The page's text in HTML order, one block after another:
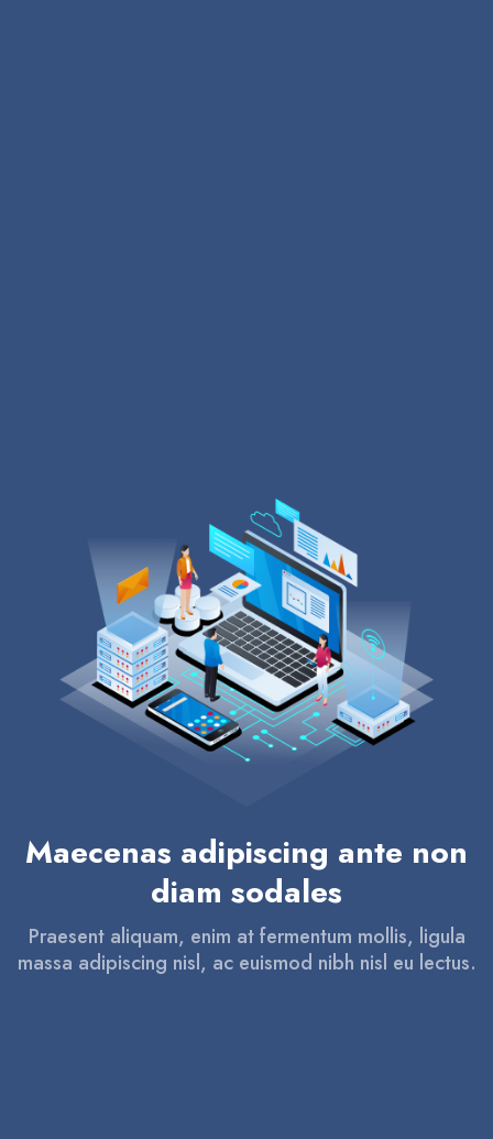
Maecenas adipiscing ante non
diam sodales
Praesent aliquam, enim at fermentum mollis, ligula
massa adipiscing nisl, ac euismod nibh nisl eu lectus.